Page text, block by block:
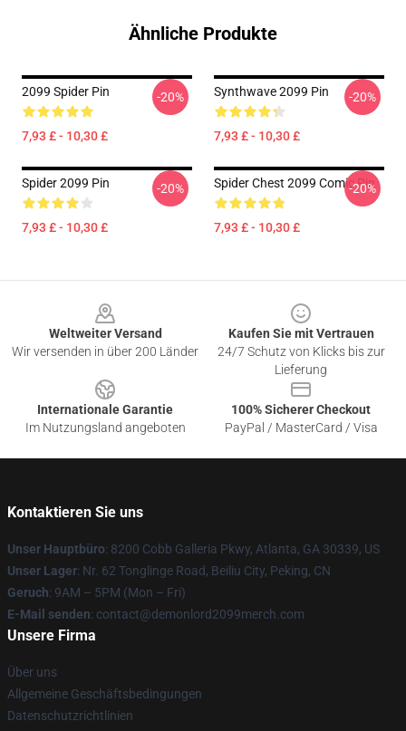
Ähnliche Produkte
2099 Spider Pin
7,93 £ - 10,30 £
-20% Synthwave 2099 Pin
7,93 £ - 10,30 £
-20%
Spider 2099 Pin
7,93 £ - 10,30 £
-20% Spider Chest 2099 Comic Pin
7,93 £ - 10,30 £
-20%
Weltweiter Versand
Wir versenden in über 200 Länder
Kaufen Sie mit Vertrauen
24/7 Schutz von Klicks bis zur
Lieferung
Internationale Garantie
Im Nutzungsland angeboten
100% Sicherer Checkout
PayPal / MasterCard / Visa
Kontaktieren Sie uns
Unser Hauptbüro: 8200 Cobb Galleria Pkwy, Atlanta, GA 30339, US
Unser Lager: Nr. 62 Tonglinge Road, Beiliu City, Peking, CN
Geruch: 9AM – 5PM (Mon – Fri)
E-Mail senden: contact@demonlord2099merch.com
Unsere Firma
Über uns
Allgemeine Geschäftsbedingungen
Datenschutzrichtlinien